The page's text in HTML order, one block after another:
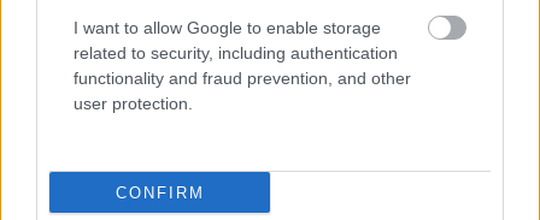
I want to allow Google to enable storage
related to security, including authentication
functionality and fraud prevention, and other
user protection.
CONFIRM
La mercancía del poder y la ceguera de las
Nuevas oportunidades laborales en
Tomelloso para logopedia, terapia